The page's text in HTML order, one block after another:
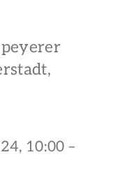
10:00 –